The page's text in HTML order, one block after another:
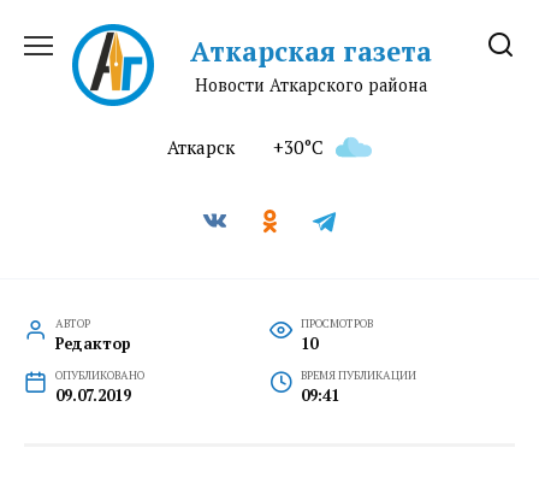
содержанию
Аткарская газета
Новости Аткарского района
Аткарск +30°C
АВТОР
Редактор
ПРОСМОТРОВ
10
ОПУБЛИКОВАНО
09.07.2019
ВРЕМЯ ПУБЛИКАЦИИ
09:41